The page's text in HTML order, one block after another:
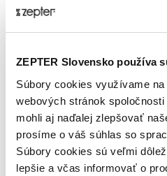
ZEPTER Slovensko používa
Súbory cookies využívame
webových stránok
mohli aj naďalej zlepšovať
prosíme o váš súhlas so
Súbory cookies sú veľmi
lepšie a včas informovať o